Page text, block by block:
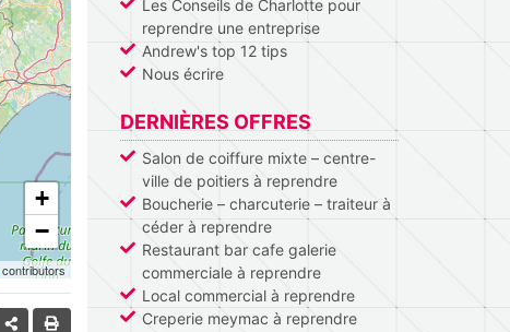
+
−
contributors
Les Conseils de Charlotte pour
reprendre une entreprise
Andrew's top 12 tips
Nous écrire
DERNIÈRES OFFRES
Salon de coiffure mixte – centre-
ville de poitiers à reprendre
Boucherie – charcuterie – traiteur à
céder à reprendre
Restaurant bar cafe galerie
commerciale à reprendre
Local commercial à reprendre
Creperie meymac à reprendre